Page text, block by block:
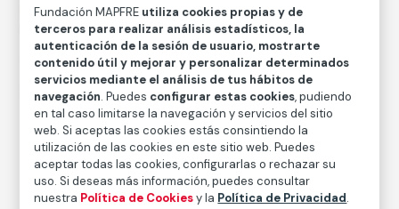
Fazal Sheikh
Nacimiento: Nueva York, 1965
Serie:Ladli (2005-2007) (Fazal Sheikh)
© Fazal
Fundación MAPFRE utiliza cookies propias y de
terceros para realizar análisis estadísticos, la
autenticación de la sesión de usuario, mostrarte
contenido útil y mejorar y personalizar determinados
servicios mediante el análisis de tus hábitos de
navegación. Puedes configurar estas cookies, pudiendo
en tal caso limitarse la navegación y servicios del sitio
web. Si aceptas las cookies estás consintiendo la
utilización de las cookies en este sitio web. Puedes
aceptar todas las cookies, configurarlas o rechazar su
uso. Si deseas más información, puedes consultar
nuestra Política de Cookiesy la Política de Privacidad.